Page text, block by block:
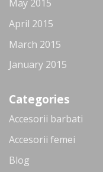
May 2015
April 2015
March 2015
January 2015
Categories
Accesorii barbati
Accesorii femei
Blog